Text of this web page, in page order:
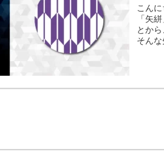
こん
「矢
とか
そん